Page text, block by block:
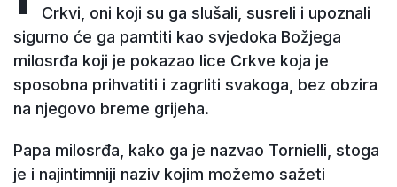
Crkvi, oni koji su ga slušali, susreli i upoznali
sigurno će ga pamtiti kao svjedoka Božjega
milosrđa koji je pokazao lice Crkve koja je
sposobna prihvatiti i zagrliti svakoga, bez obzira
na njegovo breme grijeha.
Papa milosrđa, kako ga je nazvao Tornielli, stoga
je i najintimniji naziv kojim možemo sažeti